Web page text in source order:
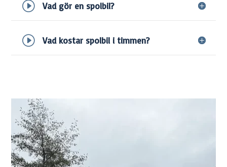
Vad gör en spolbil?
Vad kostar spolbil i timmen?